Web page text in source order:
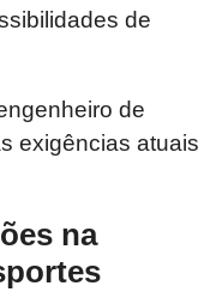
de
de
exigências atuais
na